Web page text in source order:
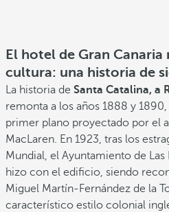
El hotel de Gran
cultura: una historia de
La historia de Santa Catalina, a
remonta a los años 1888 y
primer plano proyectado por el
MacLaren. En 1923, tras los
Mundial, el Ayuntamiento de Las
hizo con el edificio, siendo
Miguel Martín-Fernández de la
característico estilo colonial